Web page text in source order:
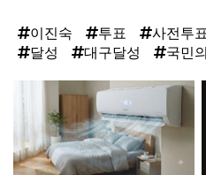
이진숙 투표 사전투표
달성
대구달성 국민
라